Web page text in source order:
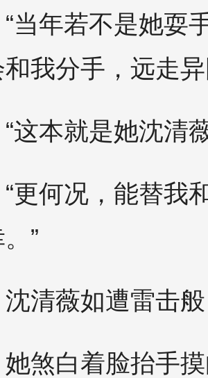
“当年若不是她耍
和我分手，远走
“这本就是她沈清
“更何况，能替我
”
沈清薇如遭雷击
她煞白着脸抬手